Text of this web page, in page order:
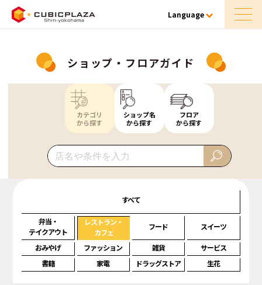
Language
ショップ・フロアガイド
カテゴリ
から探す
ショップ名
から探す
フロア
から探す
すべて
弁当・
テイクアウト
レストラン・
カフェ
フード スイーツ
おみやげ ファッション 雑貨
サービス
書籍
家電 ドラッグストア 生花